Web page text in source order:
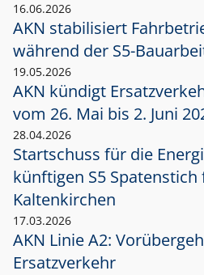
16.06.2026
AKN stabilisiert
während der S5-
19.05.2026
AKN kündigt
vom 26. Mai bis 2. Juni
28.04.2026
Startschuss für die
künftigen S5
Kaltenkirchen
17.03.2026
AKN Linie A2:
Ersatzverkehr